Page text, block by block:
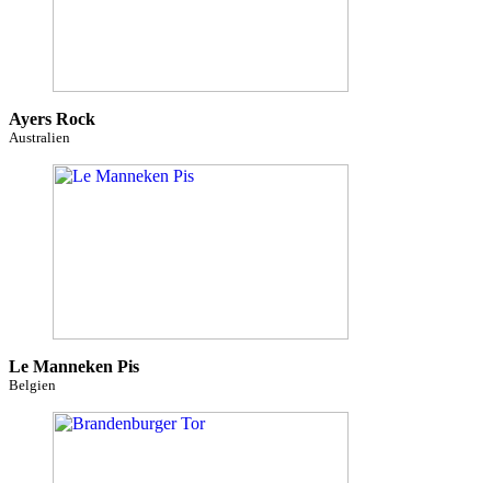
Ayers Rock
Australien
Le Manneken Pis
Belgien